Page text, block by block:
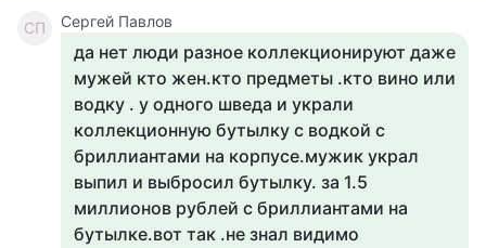
СП Сергей Павлов
да нет люди разное коллекционируют даже
мужей кто жен.кто предметы .кто вино или
водку . у одного шведа и украли
коллекционную бутылку с водкой с
бриллиантами на корпусе.мужик украл
выпил и выбросил бутылку. за 1.5
миллионов рублей с бриллиантами на
бутылке.вот так .не знал видимо